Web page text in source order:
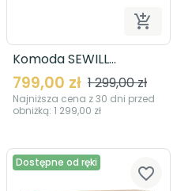

Komoda SEWILL
SEWK242
799,00 zł 1 299,00 zł
Najniższa cena z 30 dni przed
obniżką: 1 299,00 zł
Dostępne od ręki
favorite_border